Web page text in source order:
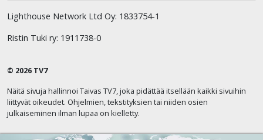
Lighthouse Network Ltd Oy: 1833754-1
Ristin Tuki ry: 1911738-0
© 2026 TV7
Näitä sivuja hallinnoi Taivas TV7, joka pidättää itsellään kaikki sivuihin
liittyvät oikeudet. Ohjelmien, tekstityksien tai niiden osien
julkaiseminen ilman lupaa on kielletty.